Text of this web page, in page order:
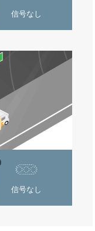
信号なし
信号なし